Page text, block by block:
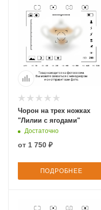
Чорон на трех ножках
"Лилии с ягодами"
Достаточно
от 1 750 ₽
ПОДРОБНЕЕ